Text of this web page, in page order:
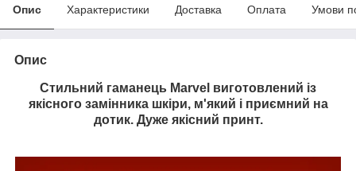
Опис Характеристики Доставка Оплата Умови
Опис
Стильний гаманець Marvel виготовлений із
якісного замінника шкіри, м'який і приємний на
дотик. Дуже якісний принт.